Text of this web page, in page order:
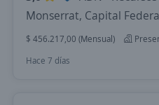
Monserrat, Capital
$ 456.217,00 (Mensual)
Hace 7 días